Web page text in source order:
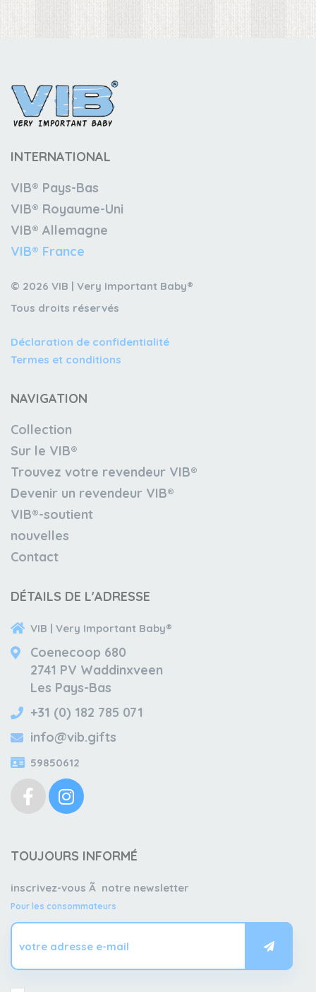
INTERNATIONAL
VIB® Pays-Bas
VIB® Royaume-Uni
VIB® Allemagne
VIB® France
© 2026 VIB | Very Important Baby®
Tous droits réservés
Déclaration de confidentialité
Termes et conditions
NAVIGATION
Collection
Sur le VIB®
Trouvez votre revendeur VIB®
Devenir un revendeur VIB®
VIB®-soutient
nouvelles
Contact
DÉTAILS DE L'ADRESSE
VIB | Very Important Baby®
Coenecoop 680
2741 PV Waddinxveen
Les Pays-Bas
+31 (0) 182 785 071
info@vib.gifts
59850612
TOUJOURS INFORMÉ
inscrivez-vous Ã notre newsletter
Pour les consommateurs